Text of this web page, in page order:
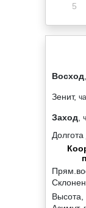
5
Восход
Зенит,
Заход
Долгота
Высота,